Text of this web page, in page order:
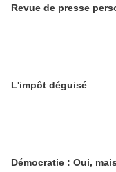
Revue de presse
L'impôt déguisé
Démocratie : Oui,